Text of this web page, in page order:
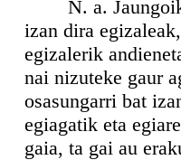
N. a.
izan dira
egizalerik
nai nizuteke gaur
osasungarri bat
egiagatik eta
gaia, ta gai au